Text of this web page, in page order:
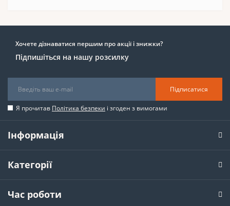
Хочете дізнаватися першим про акції і знижки?
Підпишіться на нашу розсилку
Підписатися
Я прочитав Політика безпеки і згоден з вимогами
Інформація
Категорії
Час роботи